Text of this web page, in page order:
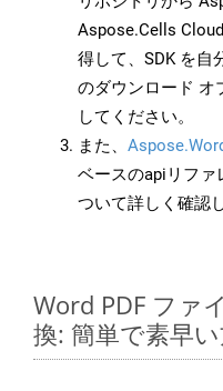
Aspose.Cells
得して、SDK を自
のダウンロード オ
してください。
また、
ベースのapiリファ
ついて詳しく確認
Word PDF ファ
換: 簡単で素早